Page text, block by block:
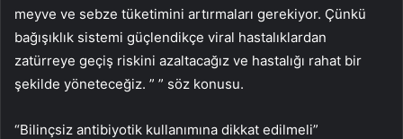
meyve ve sebze tüketimini artırmaları gerekiyor. Çünkü
bağışıklık sistemi güçlendikçe viral hastalıklardan
zatürreye geçiş riskini azaltacağız ve hastalığı rahat bir
şekilde yöneteceğiz. ” ” söz konusu.
“Bilinçsiz antibiyotik kullanımına dikkat edilmeli”